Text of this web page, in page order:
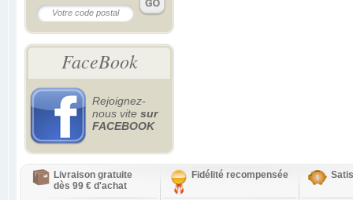
FaceBook
Rejoignez-
nous vite sur
FACEBOOK
Livraison gratuite
dès 99 € d'achat
Fidélité recompensée